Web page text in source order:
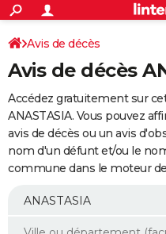
ACTUALITÉS
Politique
Société
Faits Divers
Education
Monde
Villes
+
SPORT
Coupe du monde 2026
Football
Tennis
Cyclisme
Rugby
Forum
Programme TV
TNT
Streaming
Cinéma
Sorties cinéma
Musique
+
FINANCE
Retraite
Epargne
Immobilier
Risques naturels par ville
Banque
Assurance
AUTO
Essais
Réserver un essai
Citadines
Berlines
SUV
Forum auto
+
Mobiles
Meilleur smartphone
Internet
Ordinateurs
Jeux vidéo
Guide high-tech
Avis de décès
Avis de décès
Accédez gratuitement sur
ANASTASIA. Vous pouvez
avis de décès ou un avis
nom d'un défunt et/ou le
commune dans le moteur